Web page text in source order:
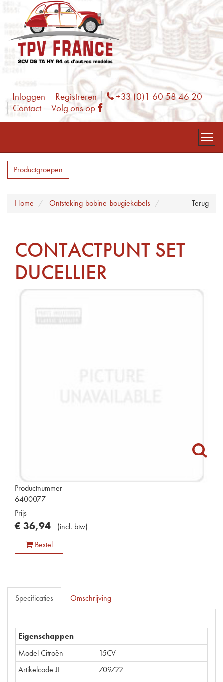
Inloggen Registreren Phone
+33 (0)1 60 58 46 20
Contact
Volg ons op Facebook
Productgroepen
Terug
Home Ontsteking-bobine-bougiekabels -
CONTACTPUNT SET
DUCELLIER
Productnummer
6400077
Prijs
€ 36,94 (incl. btw)
Bestel
Specificaties Omschrijving
Eigenschappen
Model Citroën
15CV
Artikelcode JF
709722